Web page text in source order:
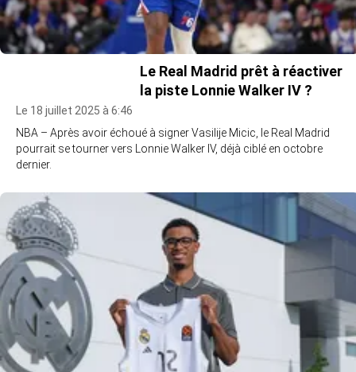
Le Real Madrid prêt à réactiver
la piste Lonnie Walker IV ?
Le 18 juillet 2025 à 6:46
NBA – Après avoir échoué à signer Vasilije Micic, le Real Madrid
pourrait se tourner vers Lonnie Walker IV, déjà ciblé en octobre
dernier.